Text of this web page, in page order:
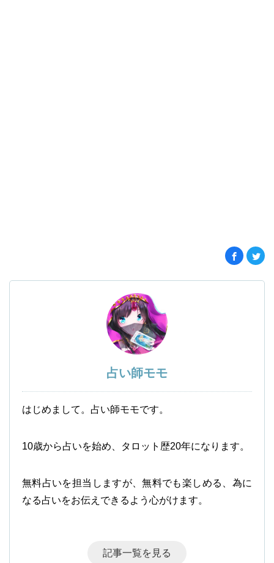
占い師モモ
はじめまして。占い師モモです。
10歳から占いを始め、タロット歴20年になります。
無料占いを担当しますが、無料でも楽しめる、為に
なる占いをお伝えできるよう心がけます。
記事一覧を見る